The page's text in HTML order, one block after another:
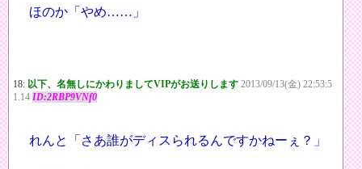
ほのか「やめ……」
18: 以下、名無しにかわりましてVIPがお送りします 2013/09/13(金) 22:53:5
1.14 ID:2RBP9VNf0
れんと「さあ誰がディスられるんですかねーぇ？」